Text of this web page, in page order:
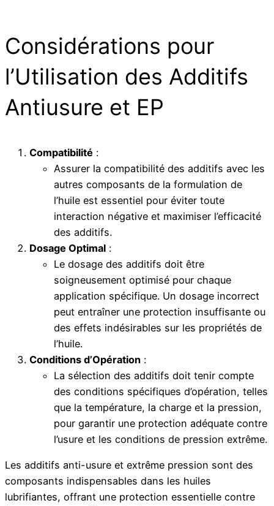
Considérations pour
l’Utilisation des Additifs
Antiusure et EP
Compatibilité :
Assurer la compatibilité des additifs avec les
autres composants de la formulation de
l’huile est essentiel pour éviter toute
interaction négative et maximiser l’efficacité
des additifs.
Dosage Optimal :
Le dosage des additifs doit être
soigneusement optimisé pour chaque
application spécifique. Un dosage incorrect
peut entraîner une protection insuffisante ou
des effets indésirables sur les propriétés de
l’huile.
Conditions d’Opération :
La sélection des additifs doit tenir compte
des conditions spécifiques d’opération, telles
que la température, la charge et la pression,
pour garantir une protection adéquate contre
l’usure et les conditions de pression extrême.
Les additifs anti-usure et extrême pression sont des
composants indispensables dans les huiles
lubrifiantes, offrant une protection essentielle contre